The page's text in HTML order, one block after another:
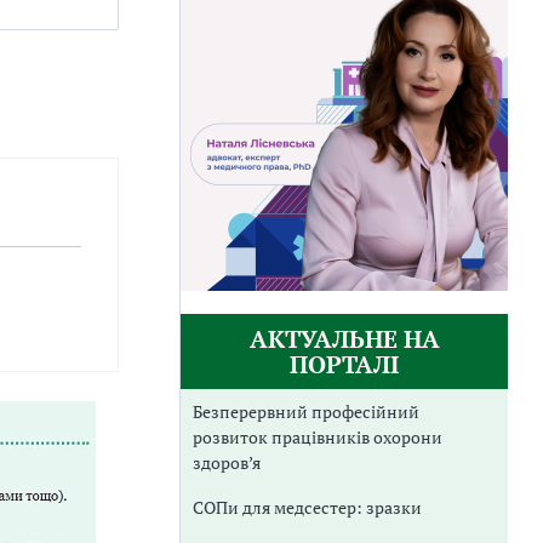
АКТУАЛЬНЕ НА
ПОРТАЛІ
Безперервний професійний
розвиток працівників охорони
здоров’я
СОПи для медсестер: зразки